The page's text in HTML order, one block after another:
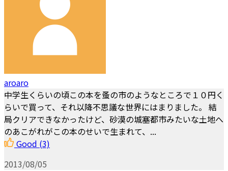
aroaro
中学生くらいの頃この本を蚤の市のようなところで１０円く
らいで買って、それ以降不思議な世界にはまりました。 結
局クリアできなかったけど、砂漠の城塞都市みたいな土地へ
のあこがれがこの本のせいで生まれて、...
Good (3)
2013/08/05